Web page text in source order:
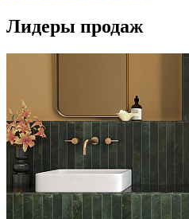
Лидеры продаж